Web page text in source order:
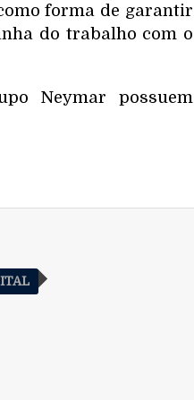
forma de garantir
do trabalho com o
Neymar possuem